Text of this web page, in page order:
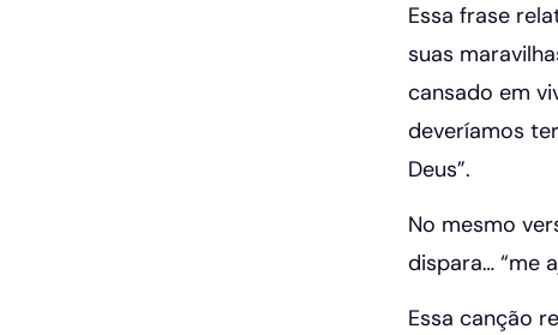
Essa frase
suas
cansado em
deveríamos
Deus”.
No mesmo
dispara… “me
Essa canção